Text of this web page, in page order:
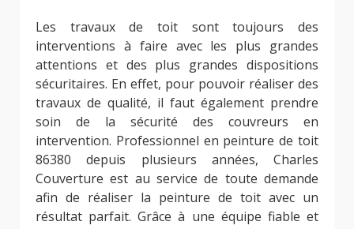
Les travaux de toit sont toujours des
interventions à faire avec les plus grandes
attentions et des plus grandes dispositions
sécuritaires. En effet, pour pouvoir réaliser des
travaux de qualité, il faut également prendre
soin de la sécurité des couvreurs en
intervention. Professionnel en peinture de toit
86380 depuis plusieurs années, Charles
Couverture est au service de toute demande
afin de réaliser la peinture de toit avec un
résultat parfait. Grâce à une équipe fiable et